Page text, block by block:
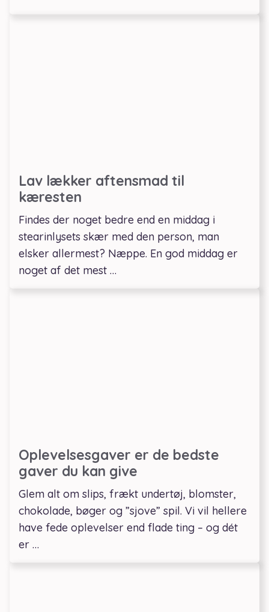
Lav lækker aftensmad til
kæresten
Findes der noget bedre end en middag i
stearinlysets skær med den person, man
elsker allermest? Næppe. En god middag er
noget af det mest …
Oplevelsesgaver er de bedste
gaver du kan give
Glem alt om slips, frækt undertøj, blomster,
chokolade, bøger og ”sjove” spil. Vi vil hellere
have fede oplevelser end flade ting – og dét
er …